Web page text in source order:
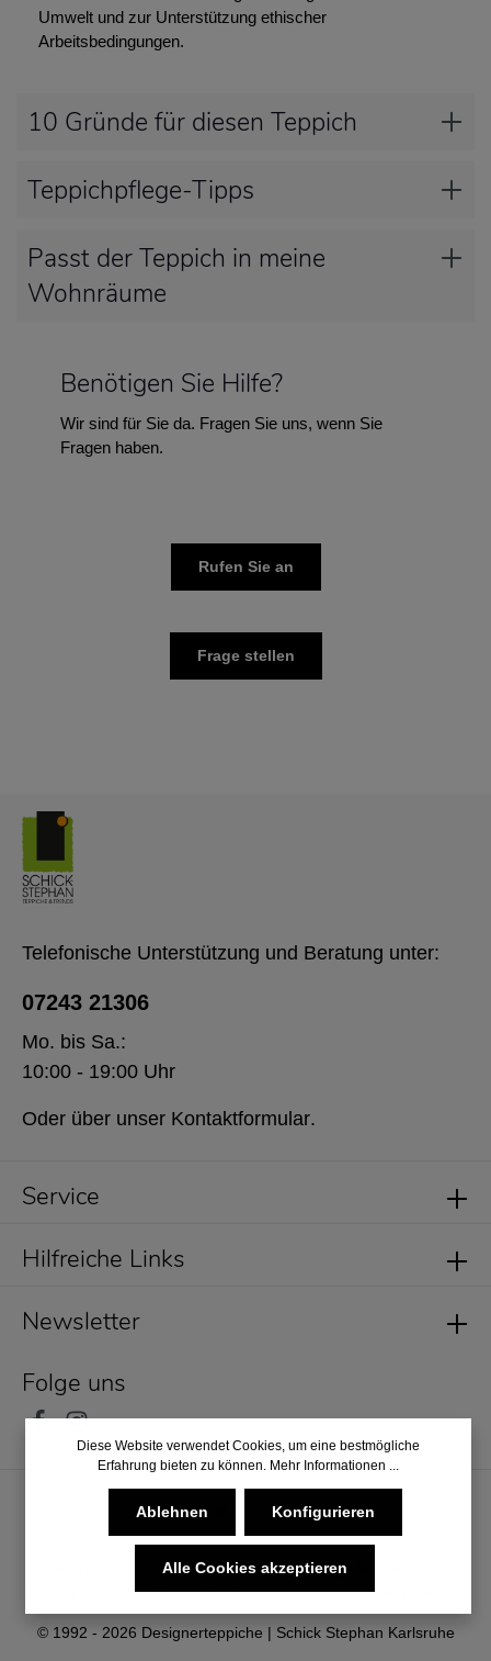
Umwelt und zur Unterstützung ethischer
Arbeitsbedingungen.
10 Gründe für diesen Teppich
Teppichpflege-Tipps
Passt der Teppich in meine
Wohnräume
Benötigen Sie Hilfe?
Wir sind für Sie da. Fragen Sie uns, wenn Sie
Fragen haben.
Rufen Sie an
Frage stellen
Service
Newsletter
Folge uns
Telefonische Unterstützung und Beratung unter:
07243 21306
Mo. bis Sa.:
10:00 - 19:00 Uhr
Oder über unser Kontaktformular.
Hilfreiche Links
© 1992 - 2026 Designerteppiche | Schick Stephan Karlsruhe
* Alle Preise inkl. gesetzl. Mehrwertsteuer zzgl.
und ggf. Nachnahmegebühren, wenn nicht anders angegeben.
Diese Website verwendet Cookies, um eine bestmögliche
Erfahrung bieten zu können. Mehr Informationen ...
Ablehnen Konfigurieren
Alle Cookies akzeptieren